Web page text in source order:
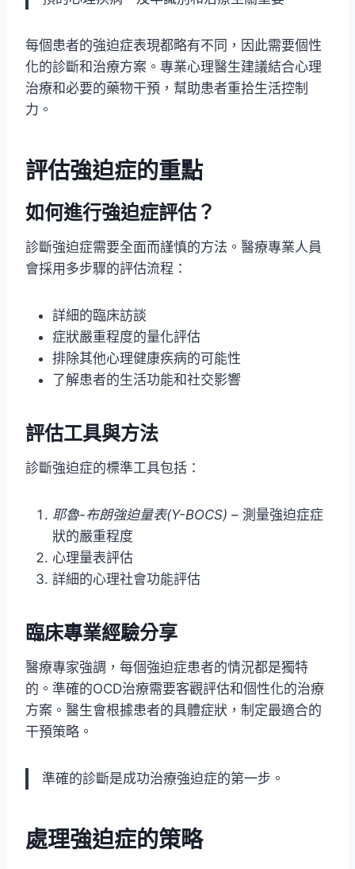
每個患者的強迫症表現都略有不同，因此需要個性
化的診斷和治療方案。專業心理醫生建議結合心理
治療和必要的藥物干預，幫助患者重拾生活控制
力。
評估強迫症的重點
如何進行強迫症評估？
診斷強迫症需要全面而謹慎的方法。醫療專業人員
會採用多步驟的評估流程：
詳細的臨床訪談
症狀嚴重程度的量化評估
排除其他心理健康疾病的可能性
了解患者的生活功能和社交影響
評估工具與方法
診斷強迫症的標準工具包括：
耶魯-布朗強迫量表(Y-BOCS) – 測量強迫症症
狀的嚴重程度
心理量表評估
詳細的心理社會功能評估
臨床專業經驗分享
醫療專家強調，每個強迫症患者的情況都是獨特
的。準確的OCD治療需要客觀評估和個性化的治療
方案。醫生會根據患者的具體症狀，制定最適合的
干預策略。
準確的診斷是成功治療強迫症的第一步。
處理強迫症的策略